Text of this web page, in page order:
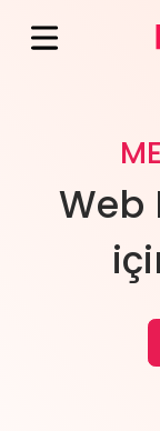
Web